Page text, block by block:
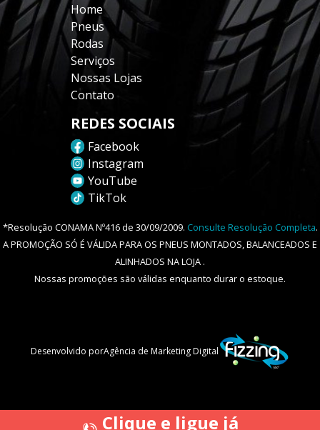
Clique e ligue já
Home
Pneus
Rodas
Serviços
Nossas Lojas
Contato
REDES SOCIAIS
Facebook
Instagram
YouTube
TikTok
*Resolução CONAMA Nº416 de 30/09/2009. Consulte Resolução Completa.
A PROMOÇÃO SÓ É VÁLIDA PARA OS PNEUS MONTADOS, BALANCEADOS E
ALINHADOS NA LOJA .
Nossas promoções são válidas enquanto durar o estoque.
Desenvolvido porAgência de Marketing Digital